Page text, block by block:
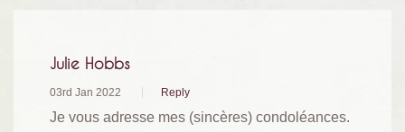
Julie Hobbs
03rd Jan 2022 Reply
Je vous adresse mes (sincères) condoléances.